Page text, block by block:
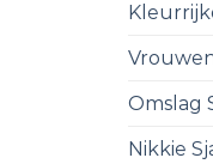
Vrouwen
Omslag
Nikkie